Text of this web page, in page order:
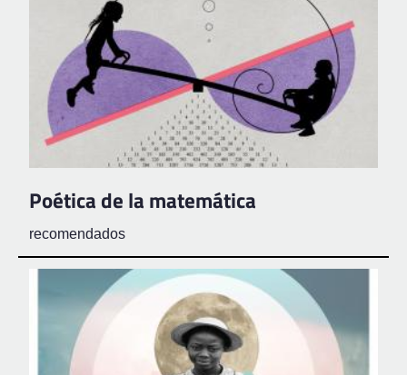
Poética de la matemática
recomendados